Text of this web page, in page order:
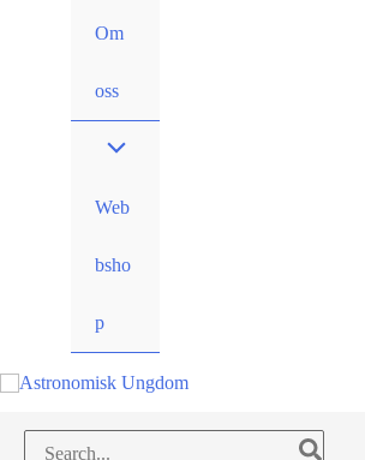
Om
oss
Web
bsho
p
Search